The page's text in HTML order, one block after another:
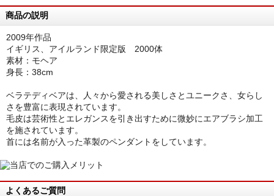
商品の説明
2009年作品
イギリス、アイルランド限定版 2000体
素材：モヘア
身長：38cm
ベラテディベアは、人々から愛される美しさとユニークさ、女らし
さを豊富に表現されています。
毛皮は芸術性とエレガンスを引き出すために微妙にエアブラシ加工
を施されています。
首には名前が入った革製のペンダントをしています。
よくあるご質問